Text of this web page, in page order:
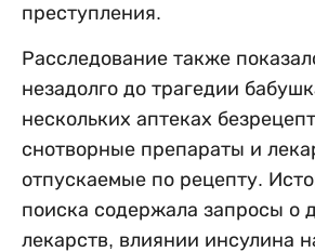
преступления.
Расследование также
незадолго до трагедии
нескольких аптеках
снотворные препараты и
отпускаемые по рецепту.
поиска содержала запросы о
лекарств, влиянии инсулина